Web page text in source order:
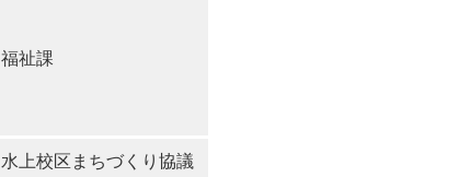
福祉課
水上校区まちづくり協議